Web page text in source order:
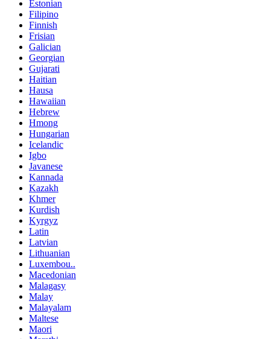
Estonian
Filipino
Finnish
Frisian
Galician
Georgian
Gujarati
Haitian
Hausa
Hawaiian
Hebrew
Hmong
Hungarian
Icelandic
Igbo
Javanese
Kannada
Kazakh
Khmer
Kurdish
Kyrgyz
Latin
Latvian
Lithuanian
Luxembou..
Macedonian
Malagasy
Malay
Malayalam
Maltese
Maori